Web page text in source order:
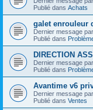
Publié dans Achats
galet enrouleur
Dernier message par
Publié dans
DIRECTION
Dernier message par
Publié dans
Avantime v6
Dernier message par
Publié dans Ventes